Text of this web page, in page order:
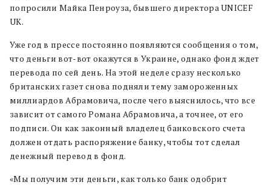
попросили Майка Пенроуза, бывшего директора UNICEF
UK.
Уже год в прессе постоянно появляются сообщения о том,
что деньги вот-вот окажутся в Украине, однако фонд ждет
перевода по сей день. На этой неделе сразу несколько
британских газет снова подняли тему замороженных
миллиардов Абрамовича, после чего выяснилось, что все
зависит от самого Романа Абрамовича, а точнее, от его
подписи. Он как законный владелец банковского счета
должен отдать распоряжение банку, чтобы тот сделал
денежный перевод в фонд.
«Мы получим эти деньги, как только банк одобрит